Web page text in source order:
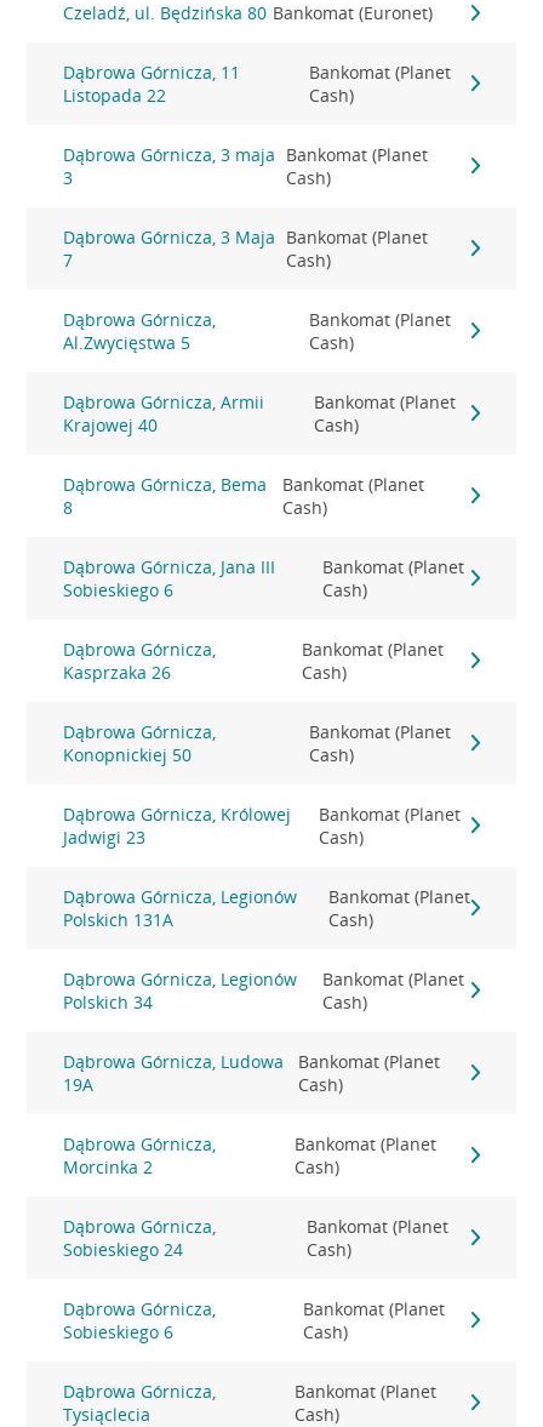
Czeladź, ul. Będzińska 80 Bankomat (Euronet)
Dąbrowa Górnicza, 11
Listopada 22
Bankomat (Planet
Cash)
Dąbrowa Górnicza, 3 maja
3
Bankomat (Planet
Cash)
Dąbrowa Górnicza, 3 Maja
7
Bankomat (Planet
Cash)
Dąbrowa Górnicza,
Al.Zwycięstwa 5
Bankomat (Planet
Cash)
Dąbrowa Górnicza, Armii
Krajowej 40
Bankomat (Planet
Cash)
Dąbrowa Górnicza, Bema
8
Bankomat (Planet
Cash)
Dąbrowa Górnicza, Jana III
Sobieskiego 6
Bankomat (Planet
Cash)
Dąbrowa Górnicza,
Kasprzaka 26
Bankomat (Planet
Cash)
Dąbrowa Górnicza,
Konopnickiej 50
Bankomat (Planet
Cash)
Dąbrowa Górnicza, Królowej
Jadwigi 23
Bankomat (Planet
Cash)
Dąbrowa Górnicza, Legionów
Polskich 131A
Bankomat (Planet
Cash)
Dąbrowa Górnicza, Legionów
Polskich 34
Bankomat (Planet
Cash)
Dąbrowa Górnicza, Ludowa
19A
Bankomat (Planet
Cash)
Dąbrowa Górnicza,
Morcinka 2
Bankomat (Planet
Cash)
Dąbrowa Górnicza,
Sobieskiego 24
Bankomat (Planet
Cash)
Dąbrowa Górnicza,
Sobieskiego 6
Bankomat (Planet
Cash)
Dąbrowa Górnicza,
Tysiąclecia
Bankomat (Planet
Cash)